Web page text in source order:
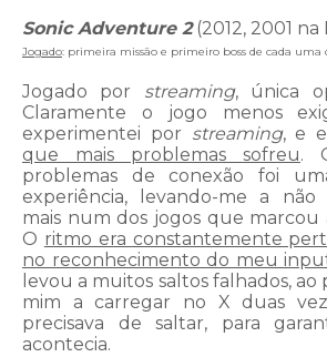
Sonic Adventure 2(2012, 2001 na
Jogado: primeira missão e primeiro boss de cada uma
Jogado por streaming, única
Claramente o jogo menos
experimentei por streaming, e
que mais problemas sofreu.
problemas de conexão foi
experiência, levando-me a
mais num dos jogos que marcou
O ritmo era constantemente
no reconhecimento do meu
levou a muitos saltos falhados,
mim a carregar no X duas
precisava de saltar, para
acontecia.